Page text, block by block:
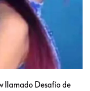
llamado Desafío de